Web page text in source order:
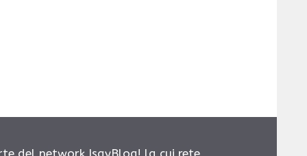
del network IsayBlog! la cui rete